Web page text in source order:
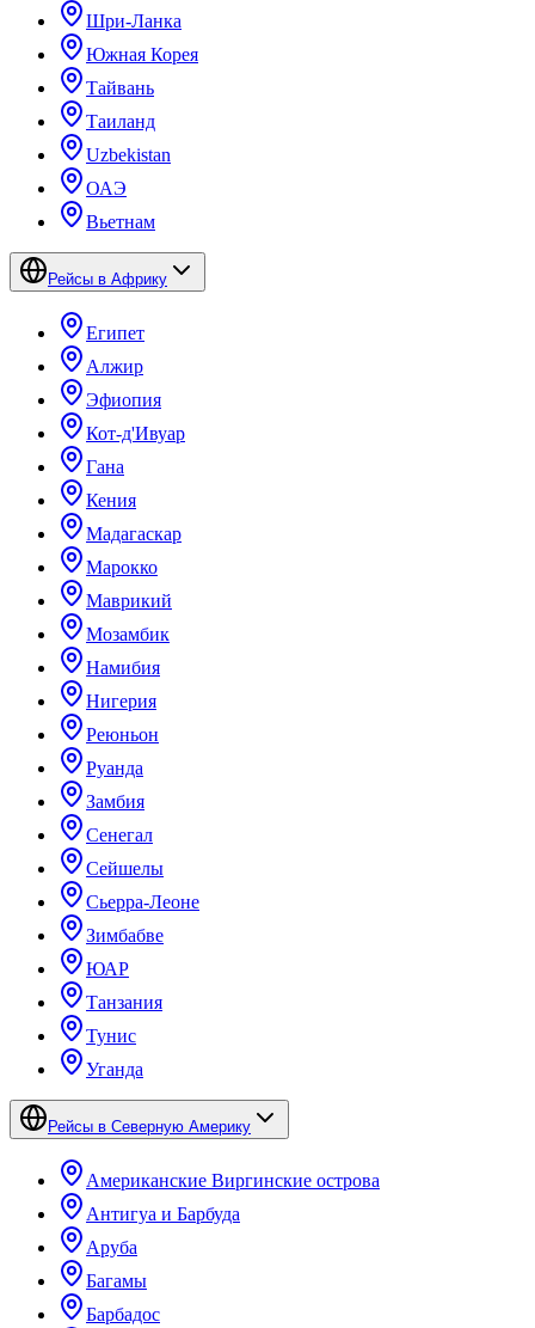
Шри-Ланка
Южная Корея
Тайвань
Таиланд
Uzbekistan
ОАЭ
Вьетнам
Рейсы в Африку
Египет
Алжир
Эфиопия
Кот-д'Ивуар
Гана
Кения
Мадагаскар
Марокко
Маврикий
Мозамбик
Намибия
Нигерия
Реюньон
Руанда
Замбия
Сенегал
Сейшелы
Сьерра-Леоне
Зимбабве
ЮАР
Танзания
Тунис
Уганда
Рейсы в Северную Америку
Американские Виргинские острова
Антигуа и Барбуда
Аруба
Багамы
Барбадос